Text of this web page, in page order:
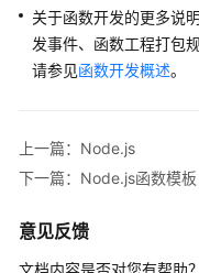
关于函数开发的更多说
发事件、函数工程打包
请参见函数开发概述。
上一篇：Node.js
下一篇：Node.js函数模板
意见反馈
文档内容是否对您有帮助？